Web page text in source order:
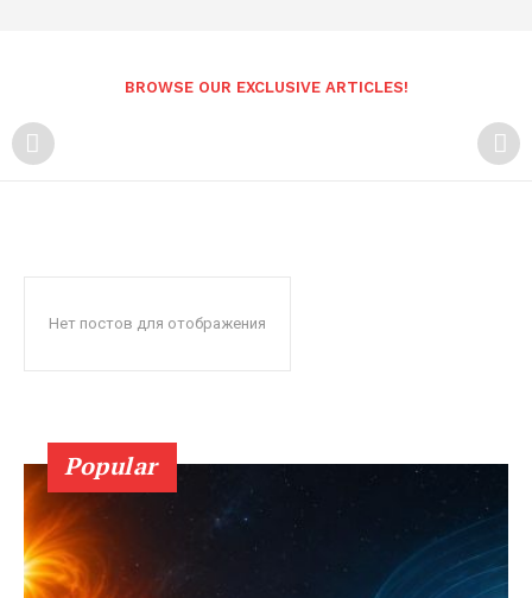
BROWSE OUR EXCLUSIVE ARTICLES!
Нет постов для отображения
Popular